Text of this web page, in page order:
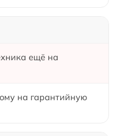
ещё на
на гарантийную